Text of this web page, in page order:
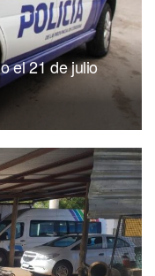
el 21 de julio